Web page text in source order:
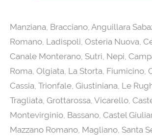
Manziana, Bracciano, Anguillara
Romano, Ladispoli, Osteria Nuova,
Canale Monterano, Sutri, Nepi,
Roma, Olgiata, La Storta, Fiumicino,
Cassia, Trionfale, Giustiniana, Le
Tragliata, Grottarossa, Vicarello,
Montevirginio, Bassano, Castel
Mazzano Romano, Magliano, Santa